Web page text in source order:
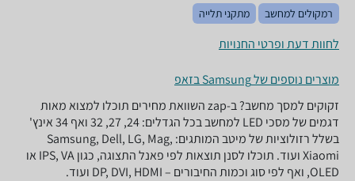
רמקולים למחשב
מתקני תלייה
לחוות דעת ופרטי החנויות
מוצרים נוספים של Samsung בזאפ
זקוקים למסך מחשב? ב-zap השוואת מחירים תוכלו למצוא מאות
דגמים של מסכי LED למחשב בכל הגדלים: 24, 27, 32 ואף 34 אינץ'
בשלל רזולוציות של מיטב המותגים: Samsung, Dell, LG, Mag,
Xiaomi ועוד. תוכלו לסנן תוצאות לפי פאנל התצוגה, כגון IPS, VA או
OLED, ואף לפי סוג וכמות החיבורים – DP, DVI, HDMI ועוד.